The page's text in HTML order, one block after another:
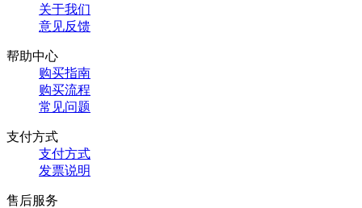
关于我们
意见反馈
帮助中心
购买指南
购买流程
常见问题
支付方式
支付方式
发票说明
售后服务